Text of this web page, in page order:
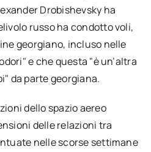
Drobishevsky ha
russo ha condotto voli,
georgiano, incluso nelle
e che questa "è un’altra
da parte georgiana.
dello spazio aereo
delle relazioni tra
nelle scorse settimane